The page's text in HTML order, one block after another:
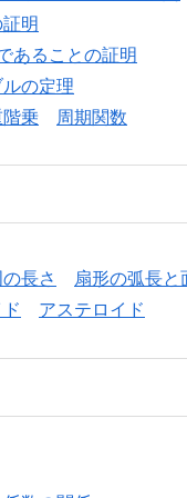
明
あることの証明
の定理
階乗 周期関数
長さ
扇形の弧長と
アステロイド